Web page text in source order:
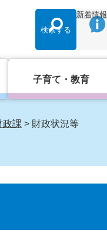
検索する
新着情報
子育て・教育
政課 > 財政状況等